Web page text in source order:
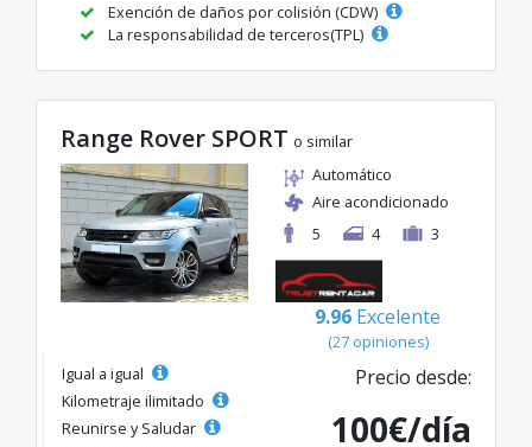
Exención de daños por colisión (CDW)
La responsabilidad de terceros(TPL)
Range Rover SPORT o similar
Automático
Aire acondicionado
5
4 3
9.96 Excelente
(27 opiniones)
Igual a igual
Kilometraje ilimitado
Reunirse y Saludar
Precio desde:
100€/día